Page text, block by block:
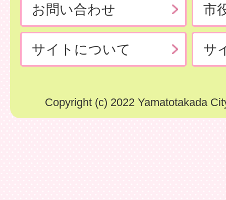
お問い合わせ 市
サイトについて サ
Copyright (c) 2022 Yamatotakada